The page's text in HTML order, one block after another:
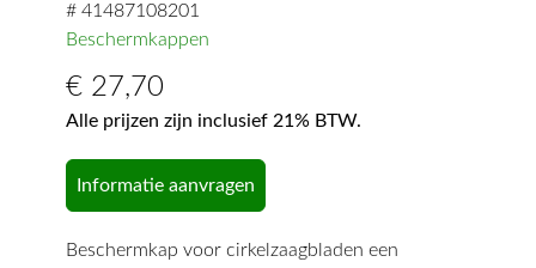
# 41487108201
Beschermkappen
€ 27,70
Alle prijzen zijn inclusief 21% BTW.
Informatie aanvragen
Beschermkap voor cirkelzaagbladen een